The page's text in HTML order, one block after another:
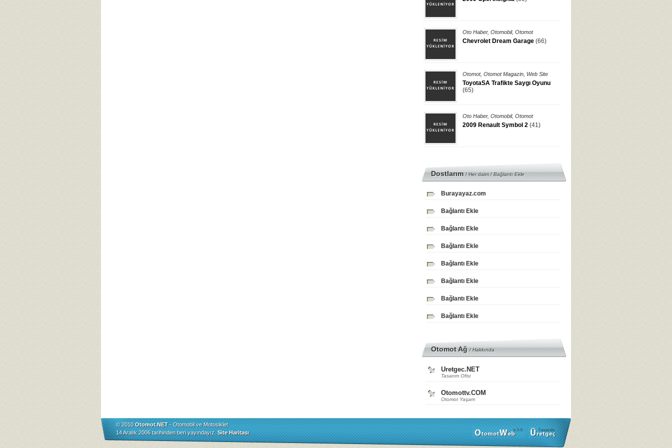
Oto Haber, Otomobil, Otomot
Chevrolet Dream Garage (66)
Otomot, Otomot Magazin Web Site
ToyotaSA Trafikte Saygı Oyunu
(65)
Oto Haber, Otomobil, Otomot
2009 Renault Symbol 2 (41)
Dostlarım/ Her daim /Bağlantı Ekle
Burayayaz.com
Bağlantı Ekle
Bağlantı Ekle
Bağlantı Ekle
Bağlantı Ekle
Bağlantı Ekle
Bağlantı Ekle
Bağlantı Ekle
Otomot Ağ/Hakkında
Uretgec.NET
Tasarım Ofisi
Otomottv.COM
Otomot Yaşam
© 2010Otomot.NET- Otomobil ve Motosiklet
14 Aralık 2006 tarihinden beri yayındayız. Site Haritası